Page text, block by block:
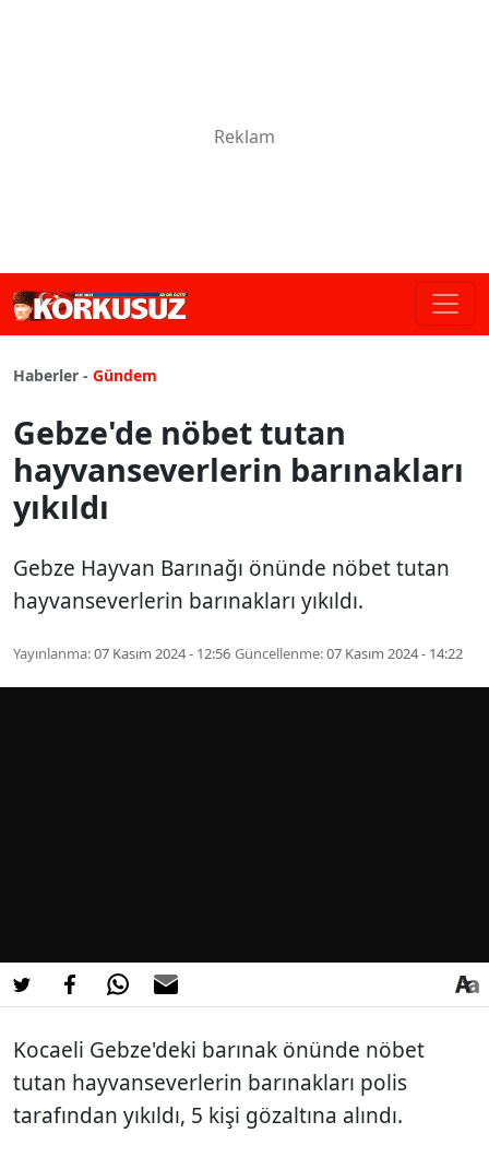
Haberler - Gündem
Gebze'de nöbet tutan
hayvanseverlerin barınakları
yıkıldı
Gebze Hayvan Barınağı önünde nöbet tutan
hayvanseverlerin barınakları yıkıldı.
Yayınlanma:07 Kasım 2024 - 12:56 Güncellenme:07 Kasım 2024 - 14:22
Kocaeli Gebze'deki barınak önünde nöbet
tutan hayvanseverlerin barınakları polis
tarafından yıkıldı, 5 kişi gözaltına alındı.